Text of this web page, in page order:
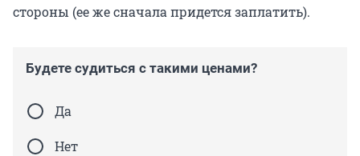
стороны (ее же сначала придется заплатить).
Будете судиться с такими ценами?
Да
Нет